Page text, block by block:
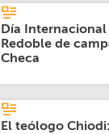
Día Internacional
Redoble de
Checa
El teólogo